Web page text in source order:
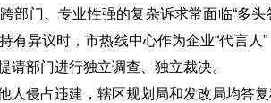
部门、专业性强的复杂诉求常面临“多头
有异议时，市热线中心作为企业“代言人
请部门进行独立调查、独立裁决。
人侵占违建，辖区规划局和发改局均答